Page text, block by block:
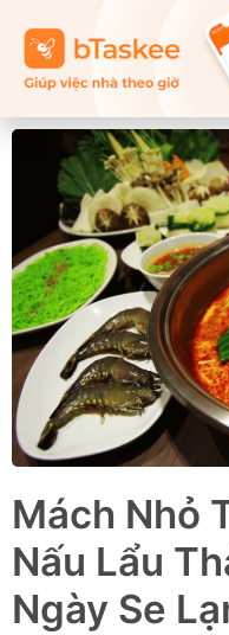
Mách Nhỏ
Nấu Lẩu
Ngày Se